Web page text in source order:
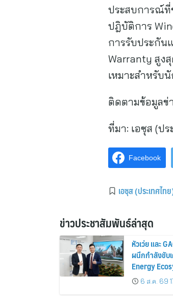
ประสบการณ์ที่
ปฎิบัติการ
การรับประกัน
Warranty สูง
เหมาะสำหรับ
ติดตามข้อมูล
ที่มา: เอซุส (ปร
Facebook
เอซุส (ประเทศไท
ข่าวประชาสัมพันธ์ล่าสุด
หัวเว่ย และ
ผนึกกำลังขับ
Energy
GN8 PHEV ร
พรีเมียม เข้า
6 ส.ค. 69